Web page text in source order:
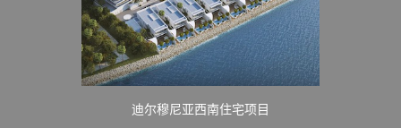
迪尔穆尼亚西南住宅项目